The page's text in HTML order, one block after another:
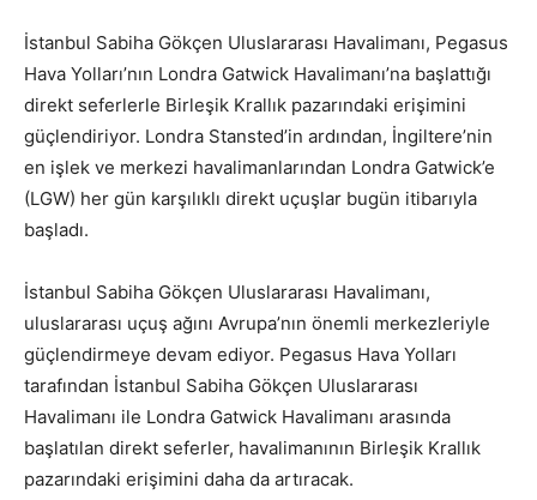
İstanbul Sabiha Gökçen Uluslararası Havalimanı, Pegasus
Hava Yolları’nın Londra Gatwick Havalimanı’na başlattığı
direkt seferlerle Birleşik Krallık pazarındaki erişimini
güçlendiriyor. Londra Stansted’in ardından, İngiltere’nin
en işlek ve merkezi havalimanlarından Londra Gatwick’e
(LGW) her gün karşılıklı direkt uçuşlar bugün itibarıyla
başladı.
İstanbul Sabiha Gökçen Uluslararası Havalimanı,
uluslararası uçuş ağını Avrupa’nın önemli merkezleriyle
güçlendirmeye devam ediyor. Pegasus Hava Yolları
tarafından İstanbul Sabiha Gökçen Uluslararası
Havalimanı ile Londra Gatwick Havalimanı arasında
başlatılan direkt seferler, havalimanının Birleşik Krallık
pazarındaki erişimini daha da artıracak.